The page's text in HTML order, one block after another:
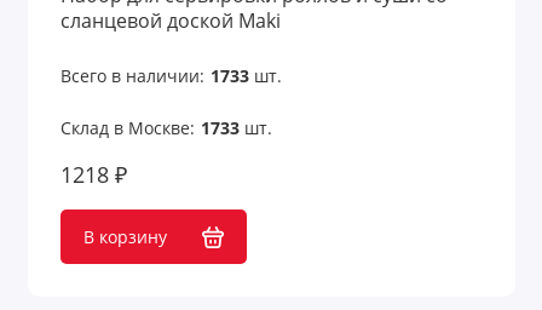
Фляжки
Холодильники для вина
сланцевой доской Maki
Всего в наличии: 1733шт.
Склад в Москве: 1733шт.
1218 ₽
В корзину